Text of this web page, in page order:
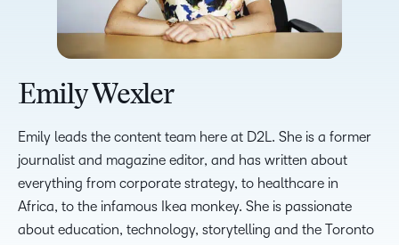
Emily Wexler
Emily leads the content team here at D2L. She is a former
journalist and magazine editor, and has written about
everything from corporate strategy, to healthcare in
Africa, to the infamous Ikea monkey. She is passionate
about education, technology, storytelling and the Toronto